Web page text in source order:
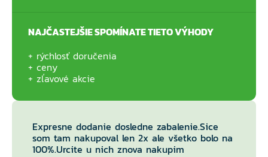
NAJČASTEJŠIE SPOMÍNATE TIETO VÝHODY
rýchlosť doručenia
ceny
zľavové akcie
Expresne dodanie dosledne zabalenie.Sice
som tam nakupoval len 2x ale všetko bolo na
100%.Urcite u nich znova nakupim